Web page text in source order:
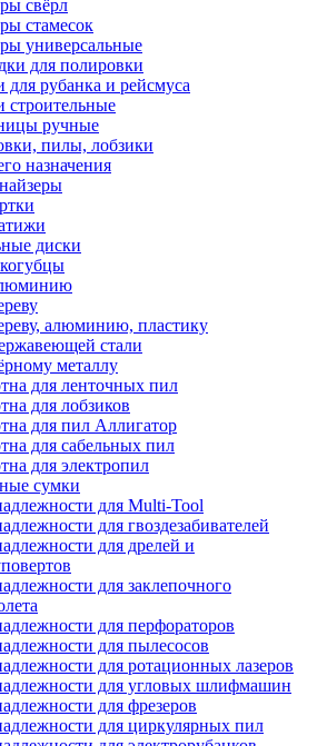
свёрл
стамесок
универсальные
для полировки
рубанка и рейсмуса
ручные
пилы, лобзики
назначения
диски
алюминию, пластику
стали
металлу
для ленточных пил
для лобзиков
для пил Аллигатор
для сабельных пил
для электропил
сумки
для Multi-Tool
для гвоздезабивателей
для дрелей и
для заклепочного
для перфораторов
для пылесосов
для ротационных лазеров
для угловых шлифмашин
для фрезеров
для циркулярных пил